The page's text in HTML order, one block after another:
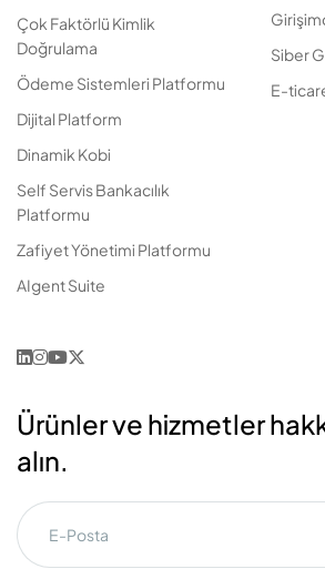
Çok Faktörlü Kimlik
Doğrulama
Ödeme Sistemleri Platformu
Dijital Platform
Dinamik Kobi
Self Servis Bankacılık
Platformu
Zafiyet Yönetimi Platformu
AIgent Suite
Siber
E-
Ürünler ve hizmetler
alın.